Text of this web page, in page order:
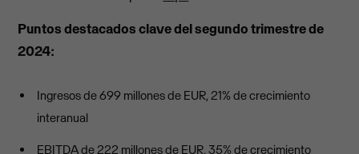
Puntos destacados clave del segundo trimestre de
2024:
Ingresos de 699 millones de EUR, 21% de crecimiento
interanual
EBITDA de 222 millones de EUR, 35% de crecimiento